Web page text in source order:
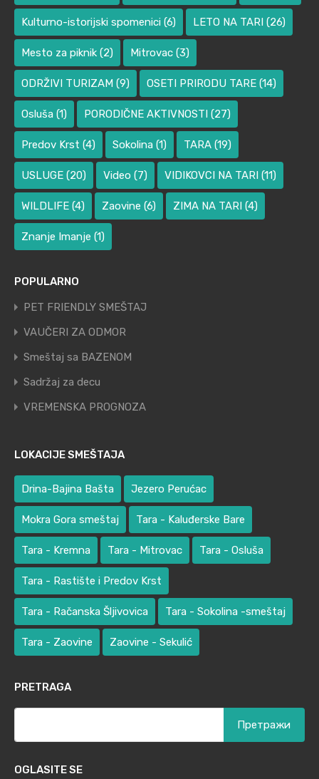
Kulturno-istorijski spomenici (6) LETO NA TARI (26)
Mesto za piknik (2) Mitrovac (3)
ODRŽIVI TURIZAM (9) OSETI PRIRODU TARE (14)
Osluša (1) PORODIČNE AKTIVNOSTI (27)
Predov Krst (4) Sokolina (1) TARA (19)
USLUGE (20) Video (7) VIDIKOVCI NA TARI (11)
WILDLIFE (4) Zaovine (6) ZIMA NA TARI (4)
Znanje Imanje (1)
POPULARNO
PET FRIENDLY SMEŠTAJ
VAUČERI ZA ODMOR
Smeštaj sa BAZENOM
Sadržaj za decu
VREMENSKA PROGNOZA
LOKACIJE SMEŠTAJA
Drina-Bajina Bašta Jezero Perućac
Mokra Gora smeštaj Tara - Kaluđerske Bare
Tara - Kremna Tara - Mitrovac Tara - Osluša
Tara - Rastište i Predov Krst
Tara - Račanska Šljivovica Tara - Sokolina -smeštaj
Tara - Zaovine Zaovine - Sekulić
PRETRAGA
OGLASITE SE